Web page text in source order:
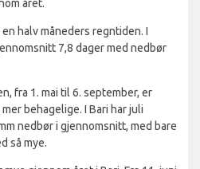
året.
halv måneders regntiden. I
7,8 dager med nedbør
fra 1. mai til 6. september, er
behagelige. I Bari har juli
nedbør i gjennomsnitt, med bare
så mye.